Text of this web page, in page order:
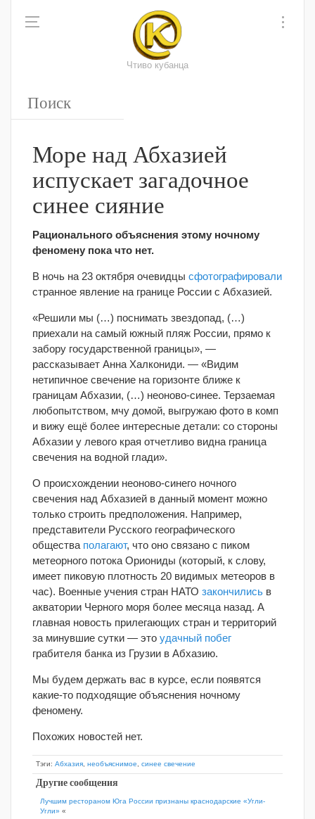
Чтиво кубанца
Море над Абхазией
испускает загадочное
синее сияние
Рационального объяснения этому ночному
феномену пока что нет.
В ночь на 23 октября очевидцы сфотографировали
странное явление на границе России с Абхазией.
«Решили мы (…) поснимать звездопад, (…)
приехали на самый южный пляж России, прямо к
забору государственной границы», —
рассказывает Анна Халкониди. — «Видим
нетипичное свечение на горизонте ближе к
границам Абхазии, (…) неоново-синее. Терзаемая
любопытством, мчу домой, выгружаю фото в комп
и вижу ещё более интересные детали: со стороны
Абхазии у левого края отчетливо видна граница
свечения на водной глади».
О происхождении неоново-синего ночного
свечения над Абхазией в данный момент можно
только строить предположения. Например,
представители Русского географического
общества полагают, что оно связано с пиком
метеорного потока Ориониды (который, к слову,
имеет пиковую плотность 20 видимых метеоров в
час). Военные учения стран НАТО закончились в
акватории Черного моря более месяца назад. А
главная новость прилегающих стран и территорий
за минувшие сутки — это удачный побег
грабителя банка из Грузии в Абхазию.
Мы будем держать вас в курсе, если появятся
какие-то подходящие объяснения ночному
феномену.
Похожих новостей нет.
Тэги: Абхазия необъяснимое синее свечение
Другие сообщения
Лучшим рестораном Юга России признаны краснодарские «Угли-
Угли» «